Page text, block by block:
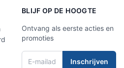
BLIJF OP DE HOOGTE
Ontvang als eerste acties en
promoties
Inschrijven